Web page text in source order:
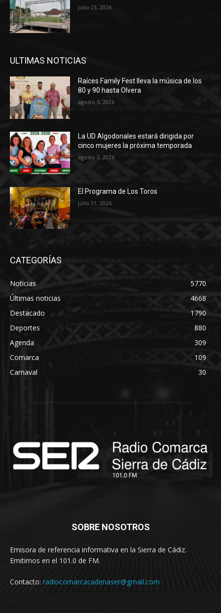
julio 23, 2026
ULTIMAS NOTICIAS
Raíces Family Fest lleva la música de los
80 y 90 hasta Olvera
agosto 5, 2026
La UD Algodonales estará dirigida por
cinco mujeres la próxima temporada
agosto 3, 2026
El Programa de Los Toros
julio 31, 2026
CATEGORÍAS
Noticias
5770
Últimas noticias
4668
Destacado
1790
Deportes
880
Agenda
309
Comarca
109
Carnaval
30
SOBRE NOSOTROS
Emisora de referencia informativa en la Sierra de Cádiz.
Emitimos en el 101.0 de FM.
Contacto: radiocomarcacadenaser@gmail.com